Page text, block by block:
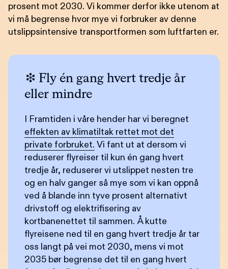
prosent mot 2030. Vi kommer derfor ikke utenom at
vi må begrense hvor mye vi forbruker av denne
utslippsintensive transportformen som luftfarten er.
Fly én gang hvert tredje år
eller mindre
I Framtiden i våre hender har vi beregnet
effekten av klimatiltak rettet mot det
private forbruket. Vi fant ut at dersom vi
reduserer flyreiser til kun én gang hvert
tredje år, reduserer vi utslippet nesten tre
og en halv ganger så mye som vi kan oppnå
ved å blande inn tyve prosent alternativt
drivstoff og elektrifisering av
kortbanenettet til sammen. Å kutte
flyreisene ned til en gang hvert tredje år tar
oss langt på vei mot 2030, mens vi mot
2035 bør begrense det til en gang hvert